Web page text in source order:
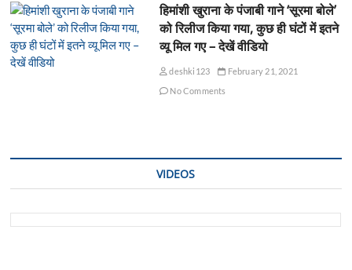
हिमांशी खुराना के पंजाबी गाने ‘सूरमा बोले’
को रिलीज किया गया, कुछ ही घंटों में इतने
व्यू मिल गए – देखें वीडियो
deshki123
February 21, 2021
No Comments
VIDEOS